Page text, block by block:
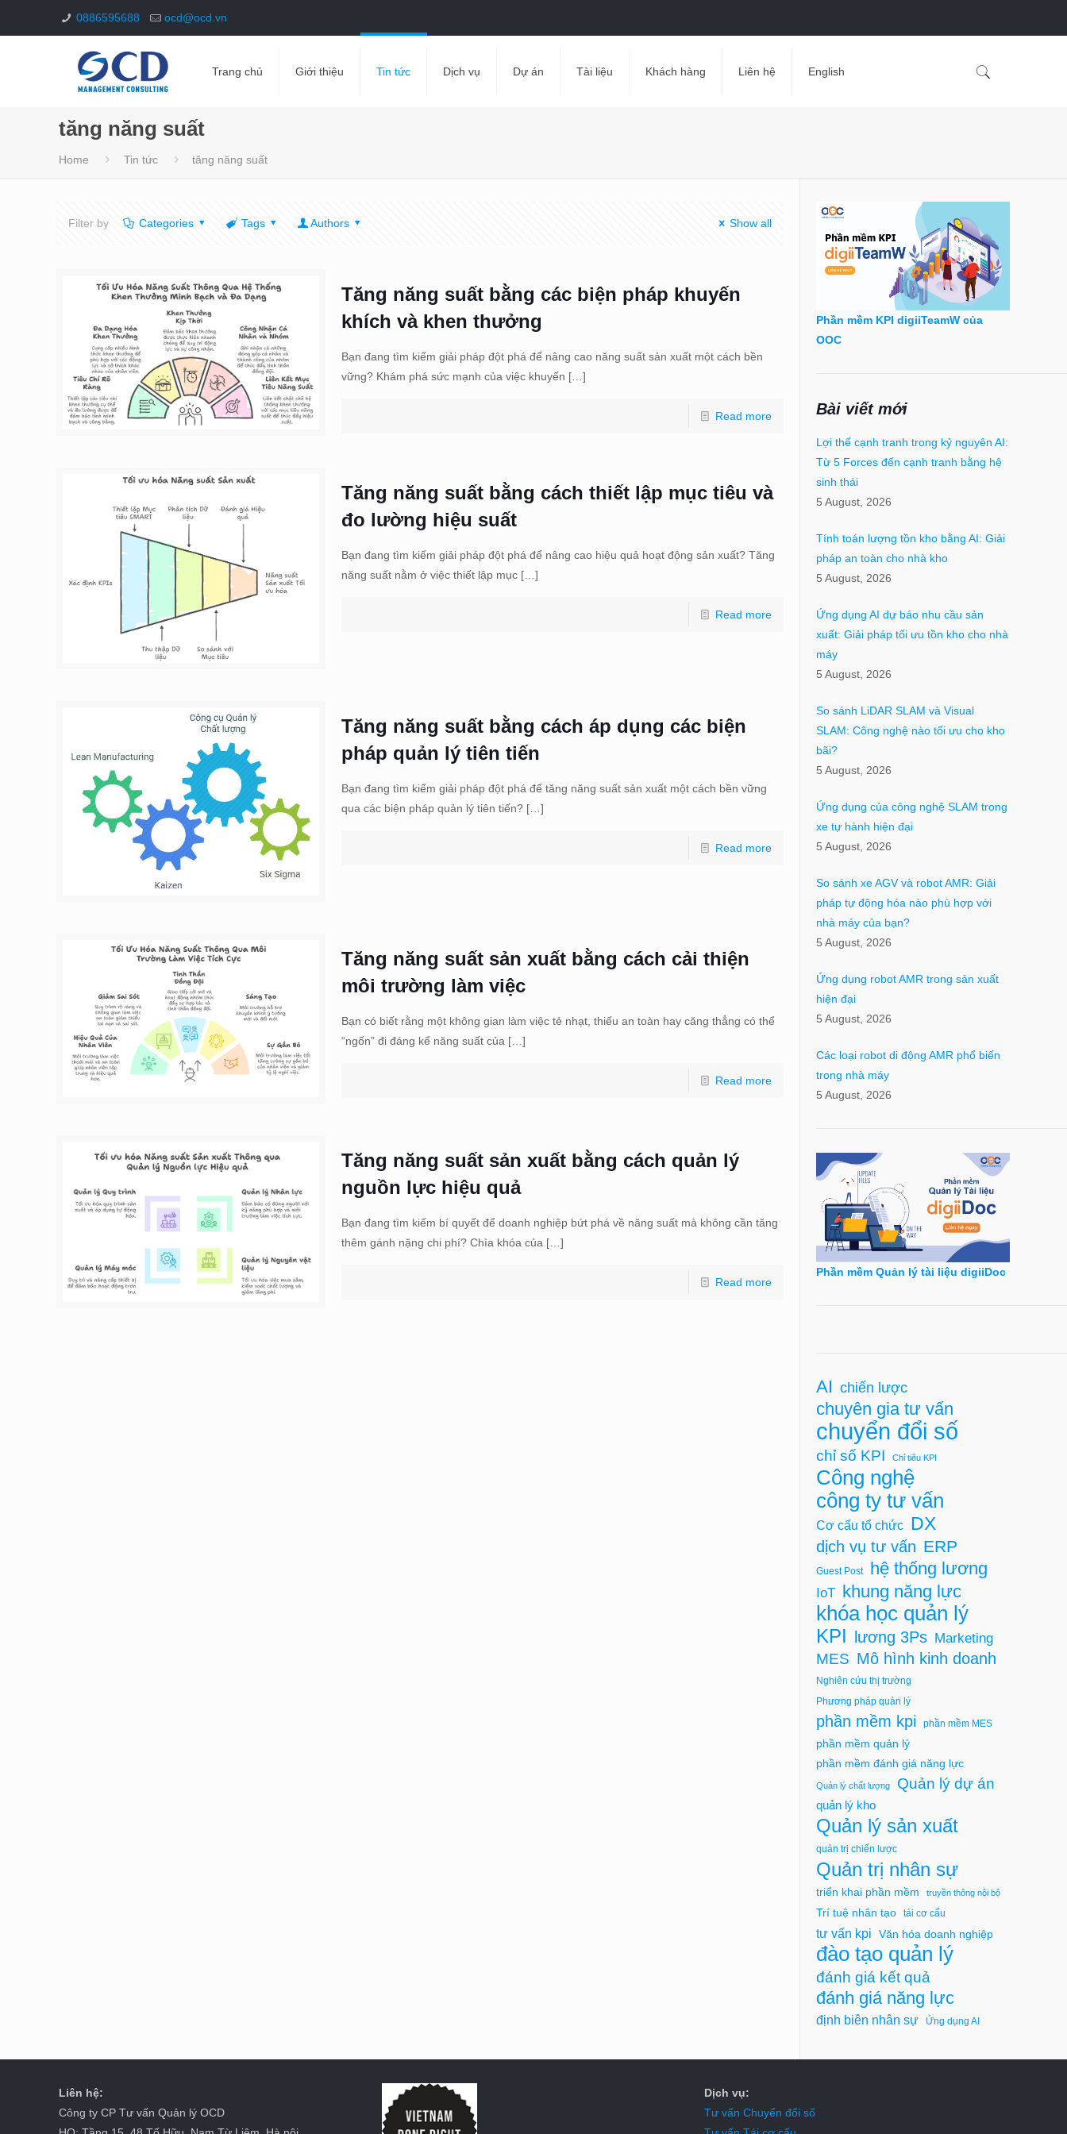
0886595688 ocd@ocd.vn
Trang chủ Giới thiệu Tin tức Dịch vụ Dự án Tài liệu Khách hàng Liên hệ English
tăng năng suất
Home Tin tức tăng năng suất
Filter by Categories Tags Authors Show all
Tăng năng suất bằng các biện pháp khuyến
khích và khen thưởng
Bạn đang tìm kiếm giải pháp đột phá để nâng cao năng suất sản xuất một cách bền
vững? Khám phá sức mạnh của việc khuyến […]
Read more
Tăng năng suất bằng cách thiết lập mục tiêu và
đo lường hiệu suất
Bạn đang tìm kiếm giải pháp đột phá để nâng cao hiệu quả hoạt động sản xuất? Tăng
năng suất nằm ở việc thiết lập mục […]
Read more
Tăng năng suất bằng cách áp dụng các biện
pháp quản lý tiên tiến
Bạn đang tìm kiếm giải pháp đột phá để tăng năng suất sản xuất một cách bền vững
qua các biện pháp quản lý tiên tiến? […]
Read more
Tăng năng suất sản xuất bằng cách cải thiện
môi trường làm việc
Bạn có biết rằng một không gian làm việc tẻ nhạt, thiếu an toàn hay căng thẳng có thể
“ngốn” đi đáng kể năng suất của […]
Read more
Tăng năng suất sản xuất bằng cách quản lý
nguồn lực hiệu quả
Bạn đang tìm kiếm bí quyết để doanh nghiệp bứt phá về năng suất mà không cần tăng
thêm gánh nặng chi phí? Chìa khóa của […]
Read more
Phần mềm KPI digiiTeamW của
OOC
Bài viết mới
Lợi thế cạnh tranh trong kỷ nguyên AI:
Từ 5 Forces đến cạnh tranh bằng hệ
sinh thái
5 August, 2026
Tính toán lượng tồn kho bằng AI: Giải
pháp an toàn cho nhà kho
5 August, 2026
Ứng dụng AI dự báo nhu cầu sản
xuất: Giải pháp tối ưu tồn kho cho nhà
máy
5 August, 2026
So sánh LiDAR SLAM và Visual
SLAM: Công nghệ nào tối ưu cho kho
bãi?
5 August, 2026
Ứng dụng của công nghệ SLAM trong
xe tự hành hiện đại
5 August, 2026
So sánh xe AGV và robot AMR: Giải
pháp tự động hóa nào phù hợp với
nhà máy của bạn?
5 August, 2026
Ứng dụng robot AMR trong sản xuất
hiện đại
5 August, 2026
Các loại robot di động AMR phổ biến
trong nhà máy
5 August, 2026
Phần mềm Quản lý tài liệu digiiDoc
AI chiến lược
chuyên gia tư vấn
chuyển đổi số
chỉ số KPI Chỉ tiêu KPI
Công nghệ
công ty tư vấn
Cơ cấu tổ chức DX
dịch vụ tư vấn ERP
Guest Post hệ thống lương
IoT khung năng lực
khóa học quản lý
KPI lương 3Ps Marketing
MES Mô hình kinh doanh
Nghiên cứu thị trường
Phương pháp quản lý
phần mềm kpi phần mềm MES
phần mềm quản lý
phần mềm đánh giá năng lực
Quản lý chất lượng Quản lý dự án
quản lý kho
Quản lý sản xuất
quản trị chiến lược
Quản trị nhân sự
triển khai phần mềm truyền thông nội bộ
Trí tuệ nhân tạo tái cơ cấu
tư vấn kpi Văn hóa doanh nghiệp
đào tạo quản lý
đánh giá kết quả
đánh giá năng lực
định biên nhân sự Ứng dụng AI
Liên hệ:
Công ty CP Tư vấn Quản lý OCD
Dịch vụ:
Tư vấn Chuyển đổi số